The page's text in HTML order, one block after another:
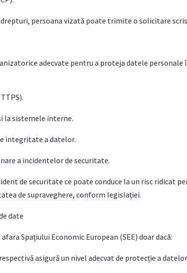
persoana vizată poate trimite o solicitare
adecvate pentru a proteja datele
la sistemele interne.
integritate a datelor.
a incidentelor de securitate.
de securitate ce poate conduce la un risc
de supraveghere, conform legislației.
date
Spațiului Economic European (SEE) doar dacă:
asigură un nivel adecvat de protecție a